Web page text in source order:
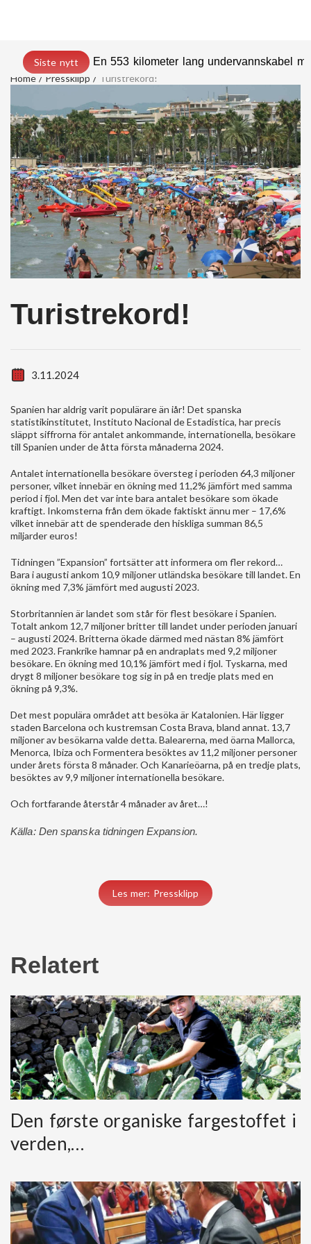
Siste nytt
En 553 kilometer lang undervannskabel
Home
Pressklipp Turistrekord!
Turistrekord!
3.11.2024
Spanien har aldrig varit populärare än iår! Det spanska
statistikinstitutet, Instituto Nacional de Estadistica, har precis
släppt siffrorna för antalet ankommande, internationella, besökare
till Spanien under de åtta första månaderna 2024.
Antalet internationella besökare översteg i perioden 64,3 miljoner
personer, vilket innebär en ökning med 11,2% jämfört med samma
period i fjol. Men det var inte bara antalet besökare som ökade
kraftigt. Inkomsterna från dem ökade faktiskt ännu mer – 17,6%
vilket innebär att de spenderade den hiskliga summan 86,5
miljarder euros!
Tidningen ”Expansion” fortsätter att informera om fler rekord…
Bara i augusti ankom 10,9 miljoner utländska besökare till landet. En
ökning med 7,3% jämfört med augusti 2023.
Storbritannien är landet som står för flest besökare i Spanien.
Totalt ankom 12,7 miljoner britter till landet under perioden januari
– augusti 2024. Britterna ökade därmed med nästan 8% jämfört
med 2023. Frankrike hamnar på en andraplats med 9,2 miljoner
besökare. En ökning med 10,1% jämfört med i fjol. Tyskarna, med
drygt 8 miljoner besökare tog sig in på en tredje plats med en
ökning på 9,3%.
Det mest populära området att besöka är Katalonien. Här ligger
staden Barcelona och kustremsan Costa Brava, bland annat. 13,7
miljoner av besökarna valde detta. Balearerna, med öarna Mallorca,
Menorca, Ibiza och Formentera besöktes av 11,2 miljoner personer
under årets första 8 månader. Och Kanarieöarna, på en tredje plats,
besöktes av 9,9 miljoner internationella besökare.
Och fortfarande återstår 4 månader av året…!
Källa: Den spanska tidningen Expansion.
Les mer: Pressklipp
Relatert
Den første organiske fargestoffet i
verden,…